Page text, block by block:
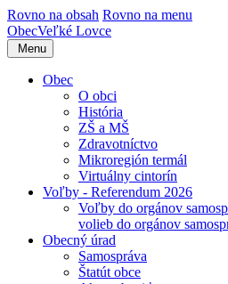
Rovno na obsah Rovno na menu
ObecVeľké Lovce
Menu
Obec
O obci
História
ZŠ a MŠ
Zdravotníctvo
Mikroregión termál
Virtuálny cintorín
Voľby - Referendum 2026
Voľby do orgánov
volieb do orgánov
Obecný úrad
Samospráva
Štatút obce